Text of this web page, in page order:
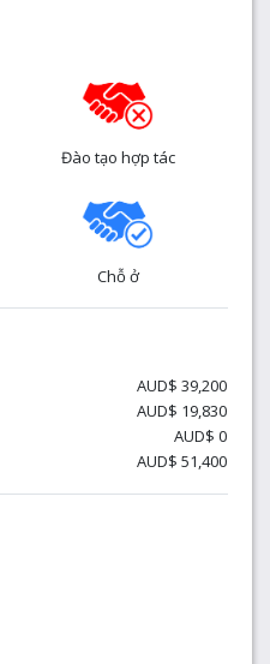
Đào tạo hợp tác
Chỗ ở
AUD$ 39,200
AUD$ 19,830
AUD$ 0
AUD$ 51,400